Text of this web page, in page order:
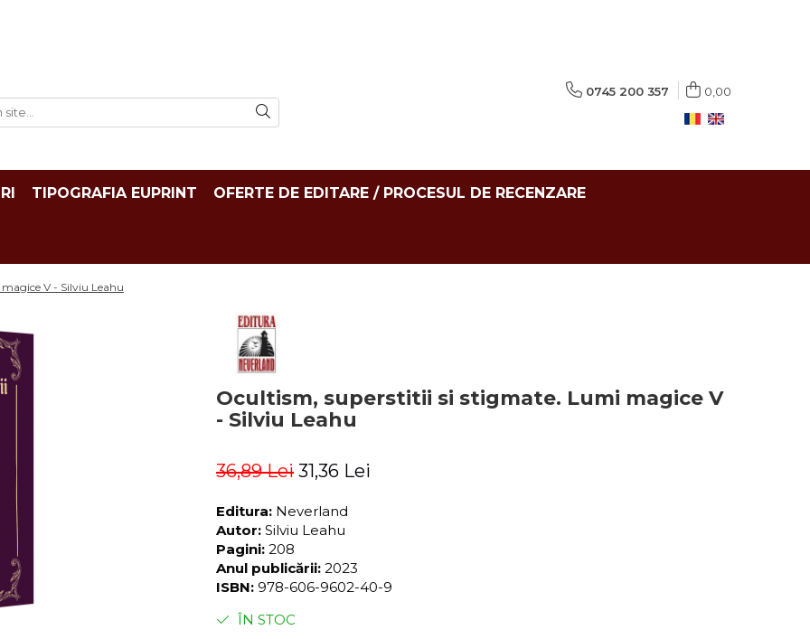
0745 200 357 0,00
TIPOGRAFIA EUPRINT OFERTE DE EDITARE / PROCESUL DE RECENZARE
V - Silviu Leahu
Ocultism, superstitii si stigmate. Lumi magice V
- Silviu Leahu
36,89 Lei 31,36 Lei
Editura: Neverland
Autor: Silviu Leahu
Pagini: 208
Anul publicării: 2023
ISBN: 978-606-9602-40-9
ÎN STOC